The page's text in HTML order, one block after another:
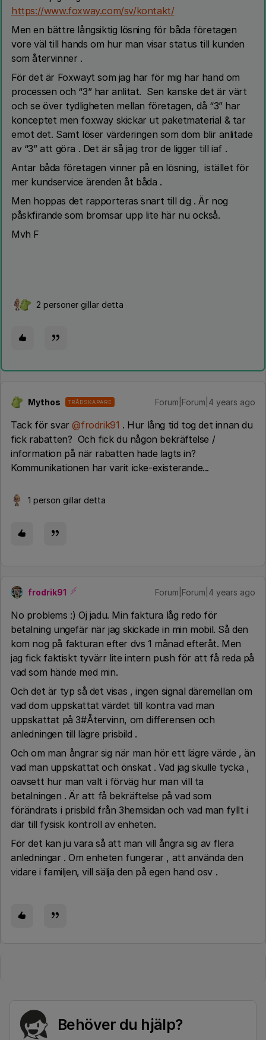
https://www.foxway.com/sv/kontakt/
Men en bättre långsiktig lösning för båda företagen
vore väl till hands om hur man visar status till kunden
som återvinner .
För det är Foxwayt som jag har för mig har hand om
processen och “3” har anlitat. Sen kanske det är värt
och se över tydligheten mellan företagen, då “3” har
konceptet men foxway skickar ut paketmaterial & tar
emot det. Samt löser värderingen som dom blir anlitade
av “3” att göra . Det är så jag tror de ligger till iaf .
Antar båda företagen vinner på en lösning, istället för
mer kundservice ärenden åt båda .
Men hoppas det rapporteras snart till dig . Är nog
påskfirande som bromsar upp lite här nu också.
Mvh F
2 personer gillar detta
Mythos TRÅDSKAPARE Forum|Forum|4 years ago
Tack för svar@frodrik91 . Hur lång tid tog det innan du
fick rabatten? Och fick du någon bekräftelse /
information på när rabatten hade lagts in?
Kommunikationen har varit icke-existerande...
1 person gillar detta
frodrik91 Forum|Forum|4 years ago
No problems :) Oj jadu. Min faktura låg redo för
betalning ungefär när jag skickade in min mobil. Så den
kom nog på fakturan efter dvs 1 månad efteråt. Men
jag fick faktiskt tyvärr lite intern push för att få reda på
vad som hände med min.
Och det är typ så det visas , ingen signal däremellan om
vad dom uppskattat värdet till kontra vad man
uppskattat på 3#Återvinn, om differensen och
anledningen till lägre prisbild .
Och om man ångrar sig när man hör ett lägre värde , än
vad man uppskattat och önskat . Vad jag skulle tycka ,
oavsett hur man valt i förväg hur man vill ta
betalningen . Är att få bekräftelse på vad som
förändrats i prisbild från 3hemsidan och vad man fyllt i
där till fysisk kontroll av enheten.
För det kan ju vara så att man vill ångra sig av flera
anledningar . Om enheten fungerar , att använda den
vidare i familjen, vill sälja den på egen hand osv .
Behöver du hjälp?